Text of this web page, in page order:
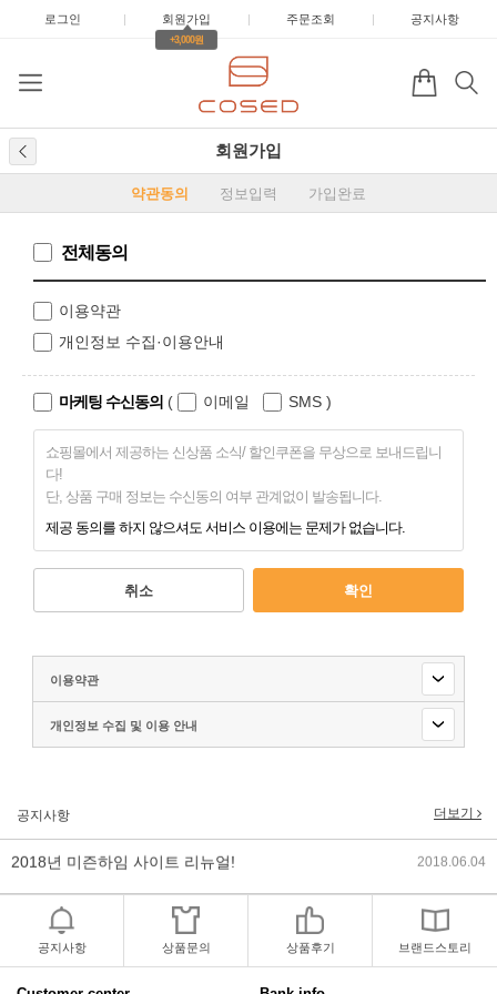
로그인 | 회원가입 |
+3,000원
주문조회 | 공지사항
회원가입
약관동의 정보입력 가입완료
전체동의
이용약관
개인정보 수집·이용안내
마케팅 수신동의 ( 이메일 SMS )
쇼핑몰에서 제공하는 신상품 소식/ 할인쿠폰을 무상으로 보내드립니
다!
단, 상품 구매 정보는 수신동의 여부 관계없이 발송됩니다.
제공 동의를 하지 않으셔도 서비스 이용에는 문제가 없습니다.
확인
취소
이용약관
개인정보 수집 및 이용 안내
공지사항 더보기
2017.03.06
2018년 모바일샵 리뉴얼 업데이.. 2018.04.10
공지사항 상품문의 상품후기 브랜드스토리